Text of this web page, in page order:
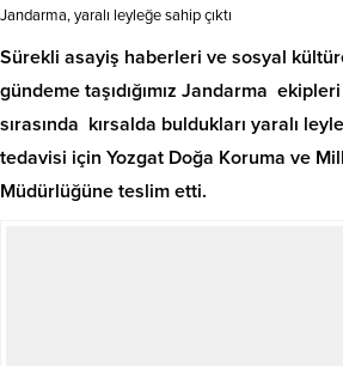
Jandarma, yaralı leyleğe sahip çıktı
Sürekli asayiş haberleri ve sosyal
gündeme taşıdığımız Jandarma
sırasında kırsalda buldukları yaralı
tedavisi için Yozgat Doğa Koruma ve
Müdürlüğüne teslim etti.